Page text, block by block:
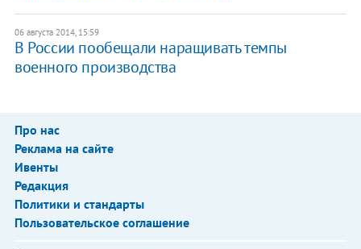
06 августа 2014, 15:59
В России пообещали наращивать темпы
военного производства
Про нас
Реклама на сайте
Ивенты
Редакция
Политики и стандарты
Пользовательское соглашение